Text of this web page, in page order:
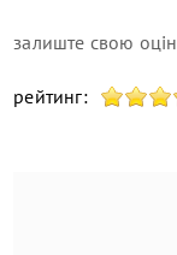
залиште свою
рейтинг: